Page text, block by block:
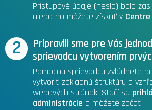
Prístupové údaje (heslo) bolo
alebo ho môžete získať v
2
Pripravili sme pre Vás
sprievodcu vytvorením
Pomocou sprievodcu zvládnete
vytvoriť základnú štruktúru a
webových stránok. Stačí sa
administrácie a môžete začať.